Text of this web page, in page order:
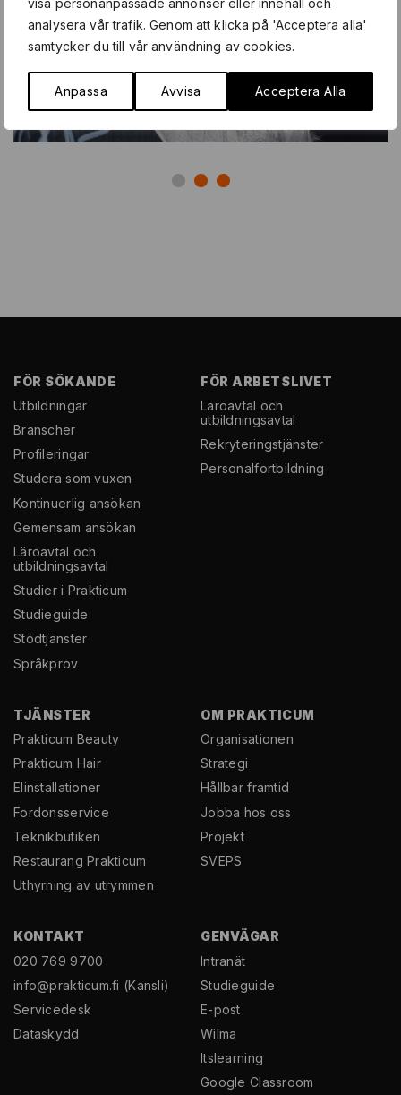
analysera vår trafik. Genom att klicka på 'Acceptera alla'
samtycker du till vår användning av cookies.
Anpassa Avvisa Acceptera Alla
FÖR SÖKANDE
Utbildningar
Branscher
Profileringar
Studera som vuxen
Kontinuerlig ansökan
Gemensam ansökan
Läroavtal och
utbildningsavtal
Studier i Prakticum
Studieguide
Stödtjänster
Språkprov
FÖR ARBETSLIVET
Läroavtal och
utbildningsavtal
Rekryterings­tjänster
Personal­fortbildning
TJÄNSTER
Prakticum Beauty
Prakticum Hair
El­installationer
Fordonsservice
Teknikbutiken
Restaurang Prakticum
Uthyrning av utrymmen
OM PRAKTICUM
Organisationen
Strategi
Hållbar framtid
Jobba hos oss
Projekt
SVEPS
KONTAKT
020 769 9700
info@prakticum.fi (Kansli)
Servicedesk
Dataskydd
GENVÄGAR
Intranät
Studieguide
E-post
Wilma
Itslearning
Google Classroom